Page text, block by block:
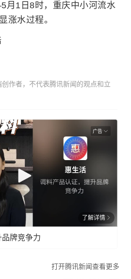
月1日8时，重庆中小河流水
涨水过程。
作者，不代表腾讯新闻的观点和立
广告
了解详情
牌竞争力
打开腾讯新闻查看更多